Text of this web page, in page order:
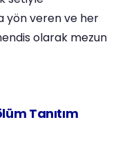
yön veren ve her
olarak mezun
Tanıtım